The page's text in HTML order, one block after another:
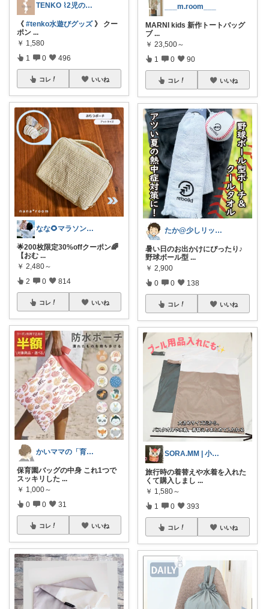
TENKO ⌇2児のママ＊暮らしを便利に
《 #tenko水遊びグッズ》 クー
ポン ...
￥ 1,580
1 0 496
コレ いいね
なな🌻マラソンまとめコレ作成中✨️
🌟200枚限定30%offクーポン🌈
【おむ ...
￥ 2,480～
2 0 814
コレ いいね
かいママの「育ちラボ」
保育園バッグの中身 これ1つで
スッキリした ...
￥ 1,000～
0 0 31
コレ いいね
___m.room___
MARNI kids 新作トートバッグ
ブ ...
￥ 23,500～
1 0 90
コレ いいね
たか@少しリッチな生活がしたいパパ
暑い日のお出かけにぴったり♪
野球ボール型 ...
￥ 2,900
0 0 138
コレ いいね
SORA.MM | 小学生姉妹ママ👭
旅行時の着替えや水着を入れた
くて購入しまし ...
￥ 1,580～
1 0 393
コレ いいね